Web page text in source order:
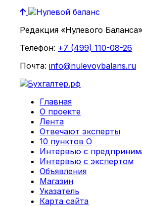
Редакция «Нулевого
Телефон: +7 (499) 110-08-26
Почта: info@nulevoybalans.ru
Главная
О проекте
Лента
Отвечают эксперты
10 пунктов О
Интервью с
Интервью с экспертом
Объявления
Магазин
Указатель
Карта сайта